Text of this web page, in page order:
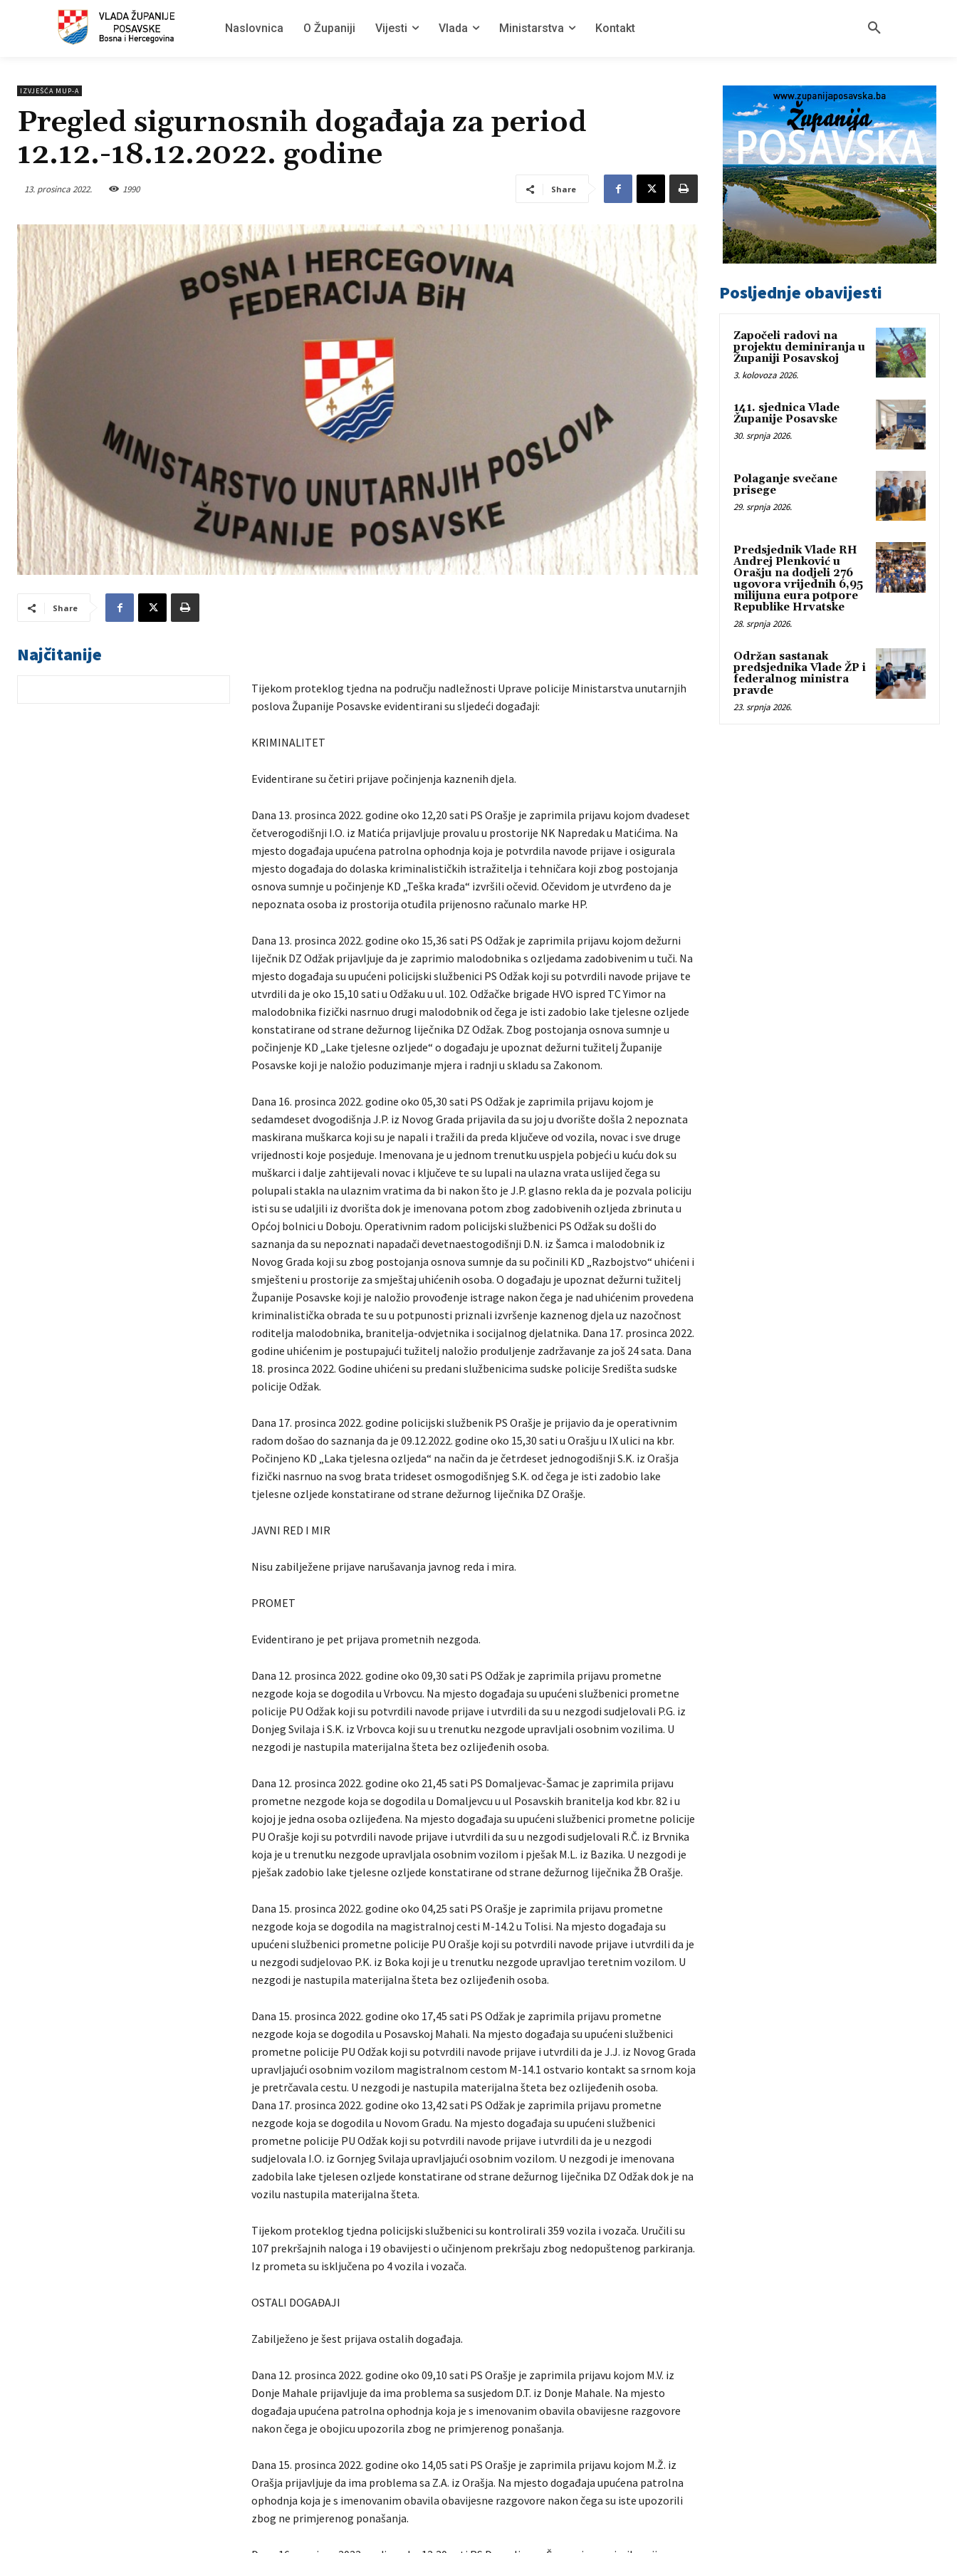
Naslovnica O Županiji Vijesti Vlada Ministarstva Kontakt
IZVJEŠĆA MUP-A
Pregled sigurnosnih događaja za period
12.12.-18.12.2022. godine
13. prosinca 2022. 1990 Share
Share
Najčitanije
Tijekom proteklog tjedna na području nadležnosti Uprave policije Ministarstva unutarnjih
poslova Županije Posavske evidentirani su sljedeći događaji:
KRIMINALITET
Evidentirane su četiri prijave počinjenja kaznenih djela.
Dana 13. prosinca 2022. godine oko 12,20 sati PS Orašje je zaprimila prijavu kojom dvadeset
četverogodišnji I.O. iz Matića prijavljuje provalu u prostorije NK Napredak u Matićima. Na
mjesto događaja upućena patrolna ophodnja koja je potvrdila navode prijave i osigurala
mjesto događaja do dolaska kriminalističkih istražitelja i tehničara koji zbog postojanja
osnova sumnje u počinjenje KD „Teška krađa“ izvršili očevid. Očevidom je utvrđeno da je
nepoznata osoba iz prostorija otuđila prijenosno računalo marke HP.
Dana 13. prosinca 2022. godine oko 15,36 sati PS Odžak je zaprimila prijavu kojom dežurni
liječnik DZ Odžak prijavljuje da je zaprimio malodobnika s ozljedama zadobivenim u tuči. Na
mjesto događaja su upućeni policijski službenici PS Odžak koji su potvrdili navode prijave te
utvrdili da je oko 15,10 sati u Odžaku u ul. 102. Odžačke brigade HVO ispred TC Yimor na
malodobnika fizički nasrnuo drugi malodobnik od čega je isti zadobio lake tjelesne ozljede
konstatirane od strane dežurnog liječnika DZ Odžak. Zbog postojanja osnova sumnje u
počinjenje KD „Lake tjelesne ozljede“ o događaju je upoznat dežurni tužitelj Županije
Posavske koji je naložio poduzimanje mjera i radnji u skladu sa Zakonom.
Dana 16. prosinca 2022. godine oko 05,30 sati PS Odžak je zaprimila prijavu kojom je
sedamdeset dvogodišnja J.P. iz Novog Grada prijavila da su joj u dvorište došla 2 nepoznata
maskirana muškarca koji su je napali i tražili da preda ključeve od vozila, novac i sve druge
vrijednosti koje posjeduje. Imenovana je u jednom trenutku uspjela pobjeći u kuću dok su
muškarci i dalje zahtijevali novac i ključeve te su lupali na ulazna vrata uslijed čega su
polupali stakla na ulaznim vratima da bi nakon što je J.P. glasno rekla da je pozvala policiju
isti su se udaljili iz dvorišta dok je imenovana potom zbog zadobivenih ozljeda zbrinuta u
Općoj bolnici u Doboju. Operativnim radom policijski službenici PS Odžak su došli do
saznanja da su nepoznati napadači devetnaestogodišnji D.N. iz Šamca i malodobnik iz
Novog Grada koji su zbog postojanja osnova sumnje da su počinili KD „Razbojstvo“ uhićeni i
smješteni u prostorije za smještaj uhićenih osoba. O događaju je upoznat dežurni tužitelj
Županije Posavske koji je naložio provođenje istrage nakon čega je nad uhićenim provedena
kriminalistička obrada te su u potpunosti priznali izvršenje kaznenog djela uz nazočnost
roditelja malodobnika, branitelja-odvjetnika i socijalnog djelatnika. Dana 17. prosinca 2022.
godine uhićenim je postupajući tužitelj naložio produljenje zadržavanje za još 24 sata. Dana
18. prosinca 2022. Godine uhićeni su predani službenicima sudske policije Središta sudske
policije Odžak.
Dana 17. prosinca 2022. godine policijski službenik PS Orašje je prijavio da je operativnim
radom došao do saznanja da je 09.12.2022. godine oko 15,30 sati u Orašju u IX ulici na kbr.
Počinjeno KD „Laka tjelesna ozljeda“ na način da je četrdeset jednogodišnji S.K. iz Orašja
fizički nasrnuo na svog brata trideset osmogodišnjeg S.K. od čega je isti zadobio lake
tjelesne ozljede konstatirane od strane dežurnog liječnika DZ Orašje.
JAVNI RED I MIR
Nisu zabilježene prijave narušavanja javnog reda i mira.
PROMET
Evidentirano je pet prijava prometnih nezgoda.
Dana 12. prosinca 2022. godine oko 09,30 sati PS Odžak je zaprimila prijavu prometne
nezgode koja se dogodila u Vrbovcu. Na mjesto događaja su upućeni službenici prometne
policije PU Odžak koji su potvrdili navode prijave i utvrdili da su u nezgodi sudjelovali P.G. iz
Donjeg Svilaja i S.K. iz Vrbovca koji su u trenutku nezgode upravljali osobnim vozilima. U
nezgodi je nastupila materijalna šteta bez ozlijeđenih osoba.
Dana 12. prosinca 2022. godine oko 21,45 sati PS Domaljevac-Šamac je zaprimila prijavu
prometne nezgode koja se dogodila u Domaljevcu u ul Posavskih branitelja kod kbr. 82 i u
kojoj je jedna osoba ozlijeđena. Na mjesto događaja su upućeni službenici prometne policije
PU Orašje koji su potvrdili navode prijave i utvrdili da su u nezgodi sudjelovali R.Č. iz Brvnika
koja je u trenutku nezgode upravljala osobnim vozilom i pješak M.L. iz Bazika. U nezgodi je
pješak zadobio lake tjelesne ozljede konstatirane od strane dežurnog liječnika ŽB Orašje.
Dana 15. prosinca 2022. godine oko 04,25 sati PS Orašje je zaprimila prijavu prometne
nezgode koja se dogodila na magistralnoj cesti M-14.2 u Tolisi. Na mjesto događaja su
upućeni službenici prometne policije PU Orašje koji su potvrdili navode prijave i utvrdili da je
u nezgodi sudjelovao P.K. iz Boka koji je u trenutku nezgode upravljao teretnim vozilom. U
nezgodi je nastupila materijalna šteta bez ozlijeđenih osoba.
Dana 15. prosinca 2022. godine oko 17,45 sati PS Odžak je zaprimila prijavu prometne
nezgode koja se dogodila u Posavskoj Mahali. Na mjesto događaja su upućeni službenici
prometne policije PU Odžak koji su potvrdili navode prijave i utvrdili da je J.J. iz Novog Grada
upravljajući osobnim vozilom magistralnom cestom M-14.1 ostvario kontakt sa srnom koja
je pretrčavala cestu. U nezgodi je nastupila materijalna šteta bez ozlijeđenih osoba.
Dana 17. prosinca 2022. godine oko 13,42 sati PS Odžak je zaprimila prijavu prometne
nezgode koja se dogodila u Novom Gradu. Na mjesto događaja su upućeni službenici
prometne policije PU Odžak koji su potvrdili navode prijave i utvrdili da je u nezgodi
sudjelovala I.O. iz Gornjeg Svilaja upravljajući osobnim vozilom. U nezgodi je imenovana
zadobila lake tjelesen ozljede konstatirane od strane dežurnog liječnika DZ Odžak dok je na
vozilu nastupila materijalna šteta.
Tijekom proteklog tjedna policijski službenici su kontrolirali 359 vozila i vozača. Uručili su
107 prekršajnih naloga i 19 obavijesti o učinjenom prekršaju zbog nedopuštenog parkiranja.
Iz prometa su isključena po 4 vozila i vozača.
OSTALI DOGAĐAJI
Zabilježeno je šest prijava ostalih događaja.
Dana 12. prosinca 2022. godine oko 09,10 sati PS Orašje je zaprimila prijavu kojom M.V. iz
Donje Mahale prijavljuje da ima problema sa susjedom D.T. iz Donje Mahale. Na mjesto
događaja upućena patrolna ophodnja koja je s imenovanim obavila obavijesne razgovore
nakon čega je obojicu upozorila zbog ne primjerenog ponašanja.
Dana 15. prosinca 2022. godine oko 14,05 sati PS Orašje je zaprimila prijavu kojom M.Ž. iz
Orašja prijavljuje da ima problema sa Z.A. iz Orašja. Na mjesto događaja upućena patrolna
ophodnja koja je s imenovanim obavila obavijesne razgovore nakon čega su iste upozorili
zbog ne primjerenog ponašanja.
Posljednje obavijesti
Započeli radovi na
projektu deminiranja u
Županiji Posavskoj
3. kolovoza 2026.
141. sjednica Vlade
Županije Posavske
30. srpnja 2026.
Polaganje svečane
prisege
29. srpnja 2026.
Predsjednik Vlade RH
Andrej Plenković u
Orašju na dodjeli 276
ugovora vrijednih 6,95
milijuna eura potpore
Republike Hrvatske
28. srpnja 2026.
Održan sastanak
predsjednika Vlade ŽP i
federalnog ministra
pravde
23. srpnja 2026.